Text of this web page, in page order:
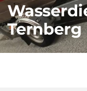
Ternberg